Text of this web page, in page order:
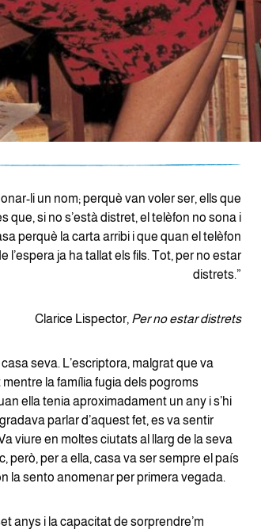
li un nom; perquè van voler ser, ells que
que, si no s’està distret, el telèfon no sona i
perquè la carta arribi i que quan el telèfon
l’espera ja ha tallat els fils. Tot, per no estar
distrets.”
Clarice Lispector, Per no estar distrets
seva. L’escriptora, malgrat que va
la família fugia dels pogroms
ella tenia aproximadament un any i s’hi
parlar d’aquest fet, es va sentir
viure en moltes ciutats al llarg de la seva
però, per a ella, casa va ser sempre el país
la sento anomenar per primera vegada.
anys i la capacitat de sorprendre’m